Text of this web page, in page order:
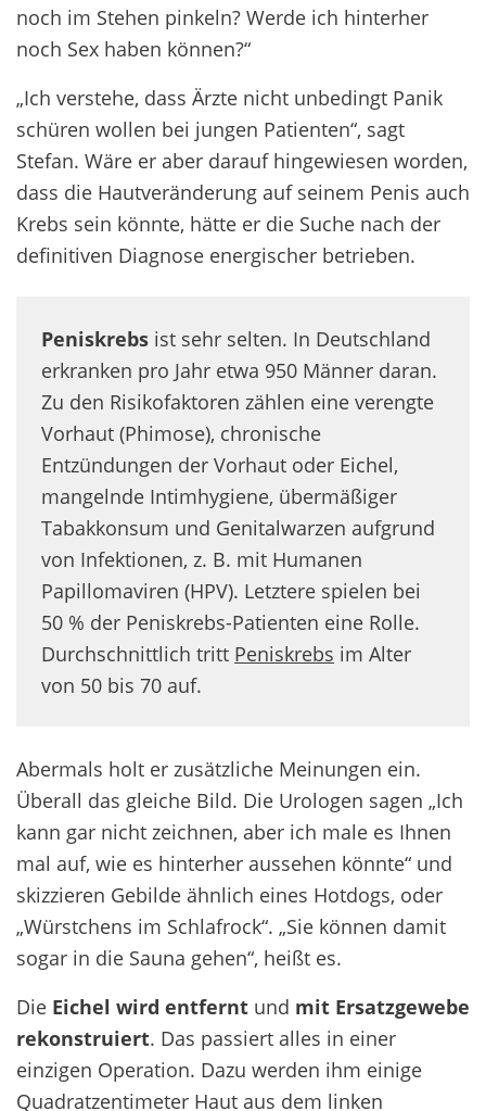
noch im Stehen pinkeln? Werde ich hinterher
noch Sex haben können?“
„Ich verstehe, dass Ärzte nicht unbedingt Panik
schüren wollen bei jungen Patienten“, sagt
Stefan. Wäre er aber darauf hingewiesen worden,
dass die Hautveränderung auf seinem Penis auch
Krebs sein könnte, hätte er die Suche nach der
definitiven Diagnose energischer betrieben.
Peniskrebs ist sehr selten. In Deutschland
erkranken pro Jahr etwa 950 Männer daran.
Zu den Risikofaktoren zählen eine verengte
Vorhaut (Phimose), chronische
Entzündungen der Vorhaut oder Eichel,
mangelnde Intimhygiene, übermäßiger
Tabakkonsum und Genitalwarzen aufgrund
von Infektionen, z. B. mit Humanen
Papillomaviren (HPV). Letztere spielen bei
50 % der Peniskrebs-Patienten eine Rolle.
Durchschnittlich tritt Peniskrebs im Alter
von 50 bis 70 auf.
Abermals holt er zusätzliche Meinungen ein.
Überall das gleiche Bild. Die Urologen sagen „Ich
kann gar nicht zeichnen, aber ich male es Ihnen
mal auf, wie es hinterher aussehen könnte“ und
skizzieren Gebilde ähnlich eines Hotdogs, oder
„Würstchens im Schlafrock“. „Sie können damit
sogar in die Sauna gehen“, heißt es.
Die Eichel wird entfernt und mit Ersatzgewebe
rekonstruiert. Das passiert alles in einer
einzigen Operation. Dazu werden ihm einige
Quadratzentimeter Haut aus dem linken